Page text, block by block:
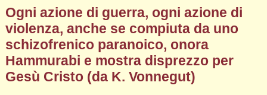
Ogni azione di guerra, ogni azione di
violenza, anche se compiuta da uno
schizofrenico paranoico, onora
Hammurabi e mostra disprezzo per
Gesù Cristo (da K. Vonnegut)